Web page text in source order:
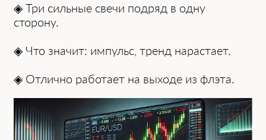
◈ Три сильные свечи подряд в одну
сторону.
◈ Что значит: импульс, тренд нарастает.
◈ Отлично работает на выходе из флэта.